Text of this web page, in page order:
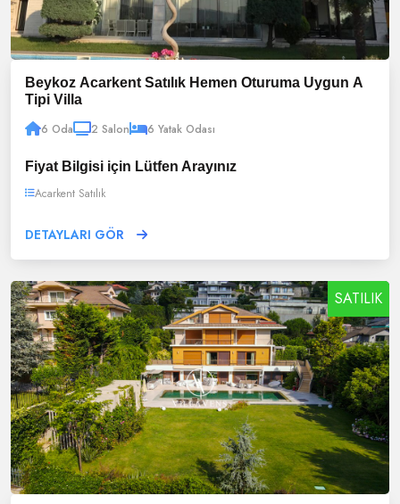
Beykoz Acarkent Satılık Hemen Oturuma Uygun A
Tipi Villa
6 Oda 2 Salon 6 Yatak Odası
Fiyat Bilgisi için Lütfen Arayınız
Acarkent Satılık
DETAYLARI GÖR
SATILIK